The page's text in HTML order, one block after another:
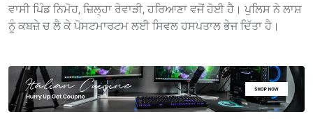
ਵਾਸੀ ਪਿੰਡ ਨਿਮੋਹ, ਜ਼ਿਲ੍ਹਾ ਰੇਵਾੜੀ, ਹਰਿਆਣਾ ਵਜੋਂ ਹੋਈ ਹੈ। ਪੁਲਿਸ ਨੇ ਲਾਸ਼
ਨੂੰ ਕਬਜ਼ੇ ਚ ਲੈ ਕੇ ਪੋਸਟਮਾਰਟਮ ਲਈ ਸਿਵਲ ਹਸਪਤਾਲ ਭੇਜ ਦਿੱਤਾ ਹੈ।